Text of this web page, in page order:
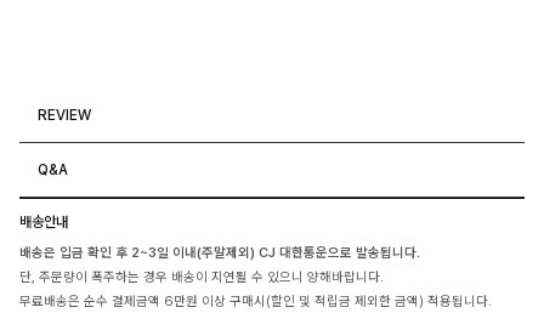
REVIEW
Q&A
배송안내
배송은 입금 확인 후 2~3일 이내(주말제외) CJ 대한통운으로 발송됩니다.
단, 주문량이 폭주하는 경우 배송이 지연될 수 있으니 양해바랍니다.
무료배송은 순수 결제금액 6만원 이상 구매시(할인 및 적립금 제외한 금액) 적용됩니다.